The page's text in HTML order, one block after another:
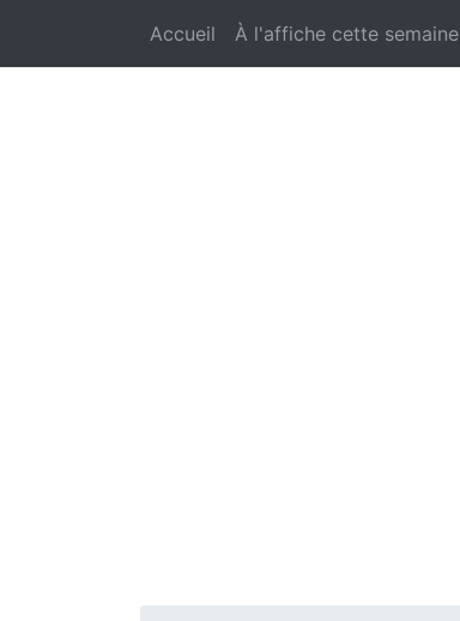
Accueil À l'affiche cette semaine